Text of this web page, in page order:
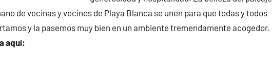
de vecinas y vecinos de Playa Blanca se unen para que todas y todos
y la pasemos muy bien en un ambiente tremendamente acogedor.
aquí: